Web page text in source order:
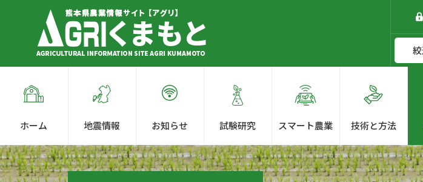
ホーム 地震情報 お知らせ 試験研究 スマート農業 技術と方法